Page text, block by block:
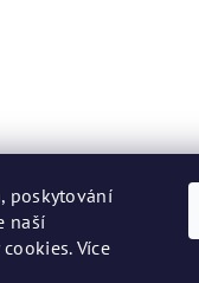
poskytování
naší
Více